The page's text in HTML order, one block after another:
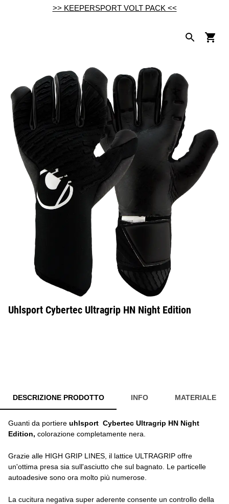
>> KEEPERSPORT VOLT PACK <<
Uhlsport Cybertec Ultragrip HN Night Edition
DESCRIZIONE PRODOTTO INFO MATERIALE
Guanti da portiere uhlsport Cybertec Ultragrip HN Night
Edition, colorazione completamente nera.
Grazie alle HIGH GRIP LINES, il lattice ULTRAGRIP offre
un'ottima presa sia sull'asciutto che sul bagnato. Le particelle
autoadesive sono ora molto più numerose.
La cucitura negativa super aderente consente un controllo della